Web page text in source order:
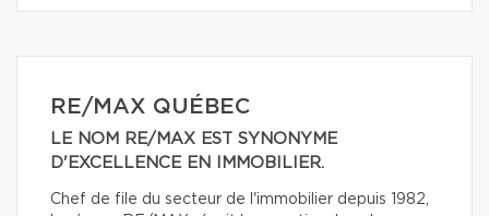
RE/MAX QUÉBEC
LE NOM RE/MAX EST SYNONYME
D'EXCELLENCE EN IMMOBILIER.
Chef de file du secteur de l'immobilier depuis 1982,